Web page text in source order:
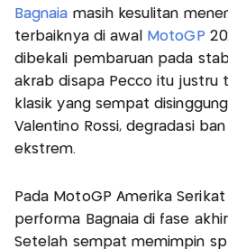
Bagnaia masih kesulitan
terbaiknya di awal
MotoGP
dibekali pembaruan pada
akrab disapa Pecco itu justru
klasik yang sempat
Valentino Rossi, degradasi
ekstrem.
Pada MotoGP Amerika
performa Bagnaia di fase
Setelah sempat memimpin